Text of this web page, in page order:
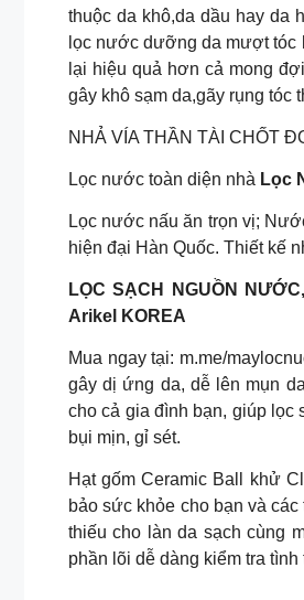
thuộc da khô,da dầu hay da
lọc nước dưỡng da mượt tóc
lại hiệu quả hơn cả mong
gây khô sạm da,gãy rụng tóc
NHẢ VÍA THẦN TÀI CHỐT
Lọc nước toàn diện nhà Lọc
Lọc nước nấu ăn trọn vị;
hiện đại Hàn Quốc. Thiết kế
LỌC SẠCH NGUỒN
Arikel KOREA
Mua ngay tại: m.me/
gây dị ứng da, dễ lên mụn
cho cả gia đình bạn, giúp lọc
bụi mịn, gỉ sét.
Hạt gốm Ceramic Ball khử
bảo sức khỏe cho bạn và
thiếu cho làn da sạch cùng
phần lõi dễ dàng kiểm tra